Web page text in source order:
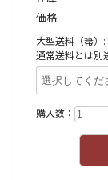
価格: －
大型送料（箒）:
通常送料とは別
購入数：